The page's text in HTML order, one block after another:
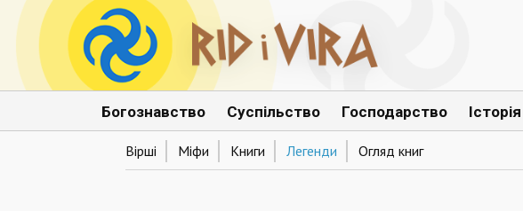
Богознавство Суспільство Господарство Історія
Вірші Міфи Книги Легенди Огляд книг